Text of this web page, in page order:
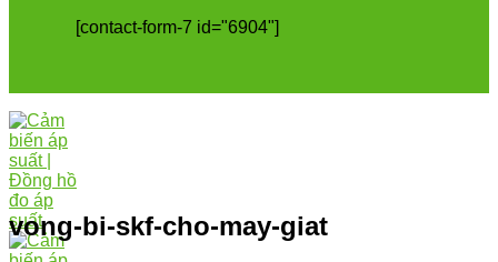
[contact-form-7 id="6904"]
vong-bi-skf-cho-may-giat